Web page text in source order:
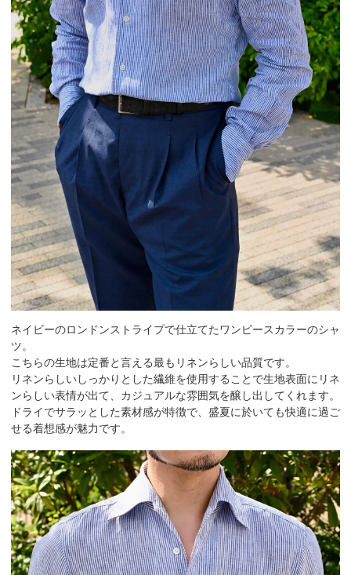
ネイビーのロンドンストライプで仕立てたワンピースカラーのシャ
ツ。
こちらの生地は定番と言える最もリネンらしい品質です。
リネンらしいしっかりとした繊維を使用することで生地表面にリネ
ンらしい表情が出て、カジュアルな雰囲気を醸し出してくれます。
ドライでサラッとした素材感が特徴で、盛夏に於いても快適に過ご
せる着想感が魅力です。